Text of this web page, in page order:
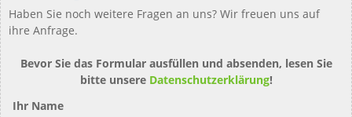
Haben Sie noch weitere Fragen an uns? Wir freuen uns auf
ihre Anfrage.
Bevor Sie das Formular ausfüllen und absenden, lesen Sie
bitte unsere Datenschutzerklärung!
Ihr Name